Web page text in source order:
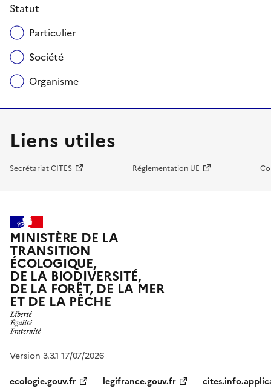
Statut
Particulier
Société
Organisme
Liens utiles
Secrétariat CITES Réglementation UE
MINISTÈRE DE LA
TRANSITION
ÉCOLOGIQUE,
DE LA BIODIVERSITÉ,
DE LA FORÊT, DE LA MER
ET DE LA PÊCHE
Version 3.3.1 17/07/2026
ecologie.gouv.fr
legifrance.gouv.fr